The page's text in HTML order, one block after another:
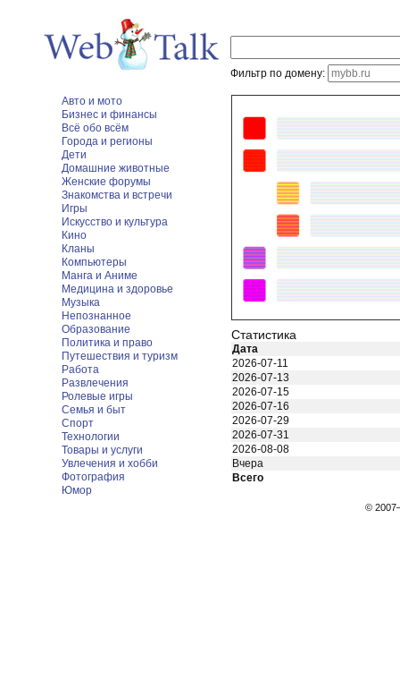
Фильтр по домену:
Авто и мото
Бизнес и финансы
Всё обо всём
Города и регионы
Дети
Домашние животные
Женские форумы
Знакомства и встречи
Игры
Искусство и культура
Кино
Кланы
Компьютеры
Манга и Аниме
Медицина и здоровье
Музыка
Непознанное
Образование
Политика и право
Путешествия и туризм
Работа
Развлечения
Ролевые игры
Семья и быт
Спорт
Технологии
Товары и услуги
Увлечения и хобби
Фотография
Юмор
Статистика
Дата
2026-07-11
2026-07-13
2026-07-15
2026-07-16
2026-07-29
2026-07-31
2026-08-08
Вчера
Всего
©